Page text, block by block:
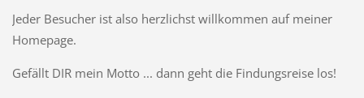
Jeder Besucher ist also herzlichst willkommen auf meiner
Homepage.
Gefällt DIR mein Motto ... dann geht die Findungsreise los!